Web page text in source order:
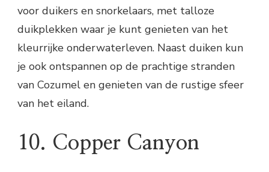
voor duikers en snorkelaars, met talloze
duikplekken waar je kunt genieten van het
kleurrijke onderwaterleven. Naast duiken kun
je ook ontspannen op de prachtige stranden
van Cozumel en genieten van de rustige sfeer
van het eiland.
10. Copper Canyon